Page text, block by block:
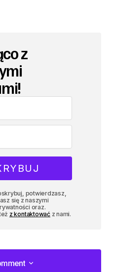
z
potwierdzasz,
się z naszymi
oraz.
z kontaktowaćz nami.